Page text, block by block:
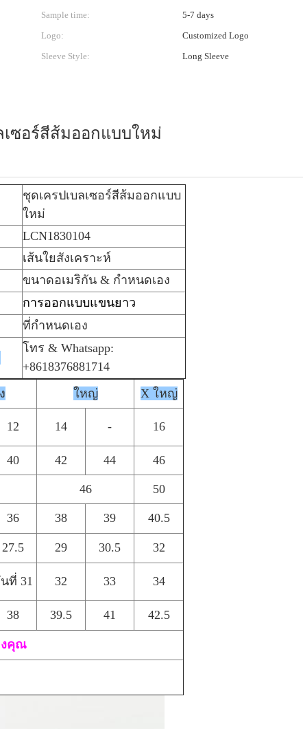
Sample time:
5-7 days
Logo:
Customized Logo
Sleeve Style:
Long Sleeve
เซอร์สีส้มออกแบบใหม่
ชุดเครปเบลเซอร์สีส้มออกแบบ
ใหม่
LCN1830104
เส้นใยสังเคราะห์
ขนาดอเมริกัน & กำหนดเอง
การออกแบบแขนยาว
ที่กำหนดเอง
โทร & Whatsapp:
+8618376881714
ใหญ่
X ใหญ่
12 14 - 16
40 42 44 46
46 50
36 38 39 40.5
27.5 29 30.5 32
ที่ 31 32 33 34
38 39.5 41 42.5
งคุณ